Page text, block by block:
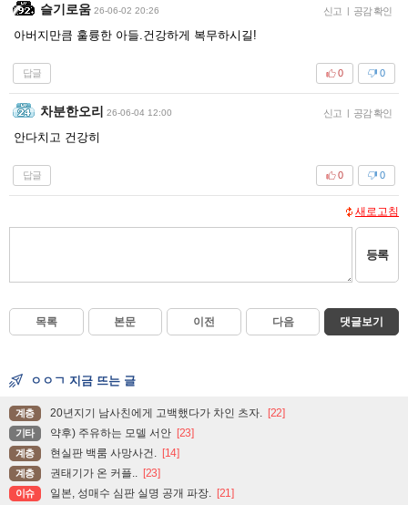
슬기로움 26-06-02 20:26 신고 | 공감 확인
아버지만큼 훌륭한 아들.건강하게 복무하시길!
답글 0
0
차분한오리 26-06-04 12:00 신고 | 공감 확인
안다치고 건강히
답글 0
0
새로고침
등록
목록 본문 이전 다음 댓글보기
ㅇㅇㄱ 지금 뜨는 글
계층 20년지기 남사친에게 고백했다가 차인 츠자. [22]
기타 약후) 주유하는 모델 서안 [23]
계층 현실판 백룸 사망사건. [14]
계층 권태기가 온 커플.. [23]
이슈 일본, 성매수 심판 실명 공개 파장. [21]